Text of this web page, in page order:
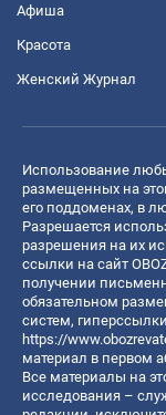
Афиша
Красота
Женский Журнал
Использование
размещенных на
его поддоменах, в
Разрешается
разрешения на их
ссылки на сайт
получении
обязательном
систем,
https://
материал в первом
Все материалы на
исследования –